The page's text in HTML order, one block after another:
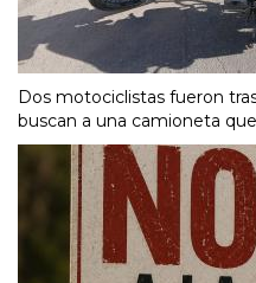
Dos motociclistas fueron
buscan a una camioneta